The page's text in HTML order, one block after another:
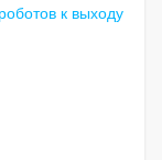
к выходу